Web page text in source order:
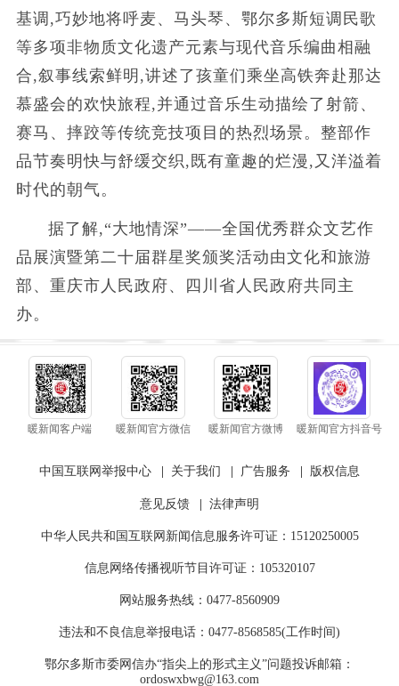
基调,巧妙地将呼麦、马头琴、鄂尔多斯短调民歌
等多项非物质文化遗产元素与现代音乐编曲相融
合,叙事线索鲜明,讲述了孩童们乘坐高铁奔赴那达
慕盛会的欢快旅程,并通过音乐生动描绘了射箭、
赛马、摔跤等传统竞技项目的热烈场景。整部作
品节奏明快与舒缓交织,既有童趣的烂漫,又洋溢着
时代的朝气。
据了解,“大地情深”——全国优秀群众文艺作
品展演暨第二十届群星奖颁奖活动由文化和旅游
部、重庆市人民政府、四川省人民政府共同主
办。
暖新闻客户端 暖新闻官方微信 暖新闻官方微博 暖新闻官方抖音号
中国互联网举报中心 | 关于我们 | 广告服务 | 版权信息
意见反馈 | 法律声明
中华人民共和国互联网新闻信息服务许可证：15120250005
信息网络传播视听节目许可证：105320107
网站服务热线：0477-8560909
违法和不良信息举报电话：0477-8568585(工作时间)
鄂尔多斯市委网信办“指尖上的形式主义”问题投诉邮箱：
ordoswxbwg@163.com